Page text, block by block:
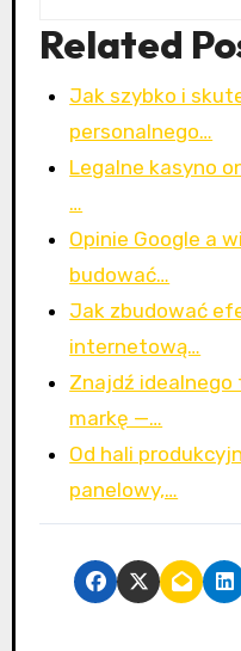
Related
Jak szybko i
personalnego…
Legalne kasyno
…
Opinie Google a
budować…
Jak zbudować
internetową…
Znajdź idealnego
markę —…
Od hali
panelowy,…